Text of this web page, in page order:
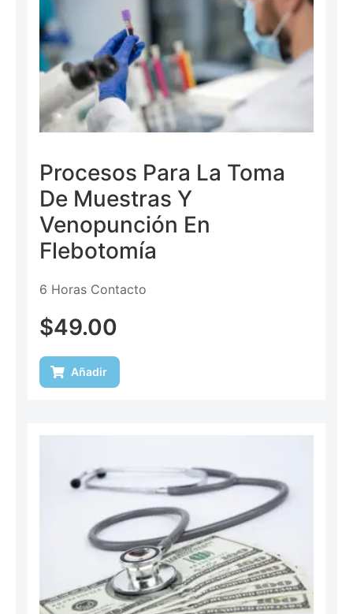
Procesos Para La Toma
De Muestras Y
Venopunción En
Flebotomía
6 Horas Contacto
$49.00
Añadir